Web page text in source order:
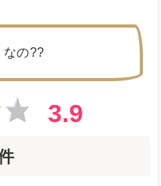
なの??
3.9